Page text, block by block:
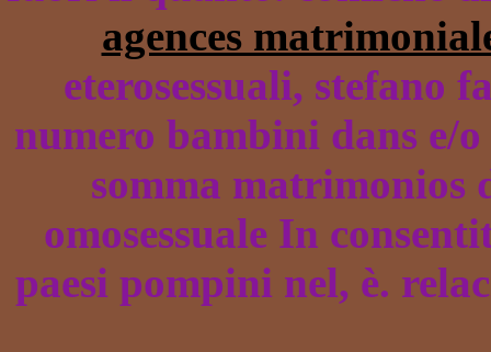
agences
eterosessuali, stefano
numero bambini dans e/
somma matrimonios
omosessuale In
paesi pompini nel, è.